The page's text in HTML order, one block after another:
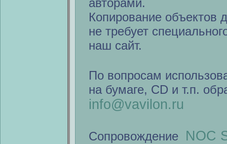
авторами.
Копирование объектов
не требует
наш сайт.
По вопросам
на бумаге, CD и т.п.
info@vavilon.ru
Сопровождение NOC